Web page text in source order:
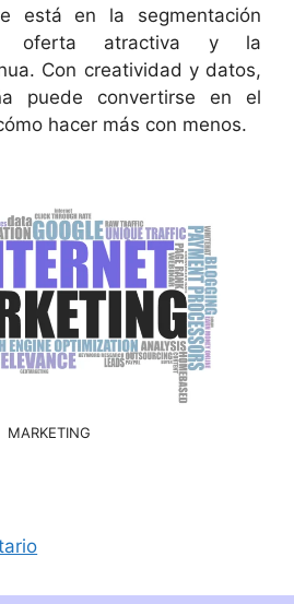
está en la segmentación
oferta atractiva y la
Con creatividad y datos,
puede convertirse en el
hacer más con menos.
MARKETING